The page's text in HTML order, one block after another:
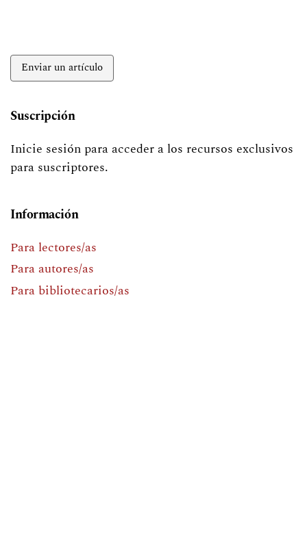
Enviar un artículo
Suscripción
Inicie sesión para acceder a los recursos exclusivos
para suscriptores.
Información
Para lectores/as
Para autores/as
Para bibliotecarios/as